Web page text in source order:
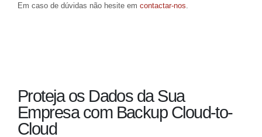
Em caso de dúvidas não hesite em contactar-nos
Proteja os Dados da Sua
Empresa com Backup Cloud-to-
Cloud